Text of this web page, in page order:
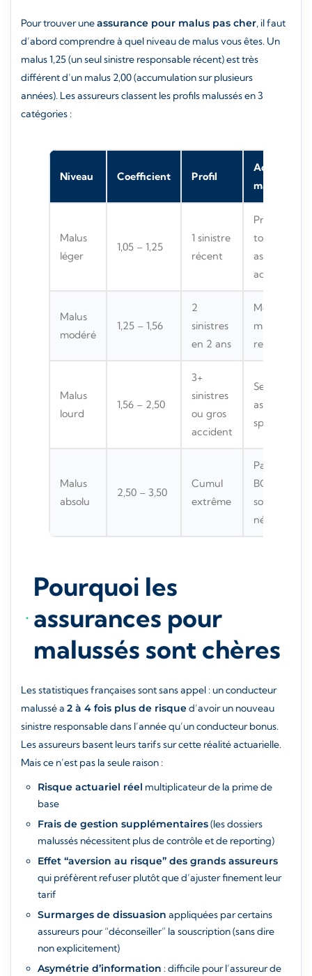
Pour trouver uneassurance pour malus pas cher, il faut
d’abord comprendre à quel niveau de malus vous êtes. Un
malus 1,25 (un seul sinistre responsable récent) est très
différent d’un malus 2,00 (accumulation sur plusieurs
années). Les assureurs classent les profils malussés en 3
catégories :
Niveau Coefficient Profil
marché
Malus
léger
1,05 – 1,25
1 sinistre
récent
Presque
tous les
assureurs
acceptent
Malus
modéré
1,25 – 1,56
2
sinistres
en 2 ans
Moitié du
marché
refuse
Malus
lourd
1,56 – 2,50
3+
sinistres
ou gros
accident
Seuls
assureurs
spécialisés
Malus
absolu
2,50 – 3,50
Cumul
extrême
Passage par
BCT
souvent
nécessaire
Pourquoi les
assurances pour
malussés sont chères
Les statistiques françaises sont sans appel : un conducteur
malussé a 2 à 4 fois plus de risqued’avoir un nouveau
sinistre responsable dans l’année qu’un conducteur bonus.
Les assureurs basent leurs tarifs sur cette réalité actuarielle.
Mais ce n’est pas la seule raison :
Risque actuariel réel multiplicateur de la prime de
base
Frais de gestion supplémentaires(les dossiers
malussés nécessitent plus de contrôle et de reporting)
Effet “aversion au risque” des grands assureurs
qui préfèrent refuser plutôt que d’ajuster finement leur
tarif
Surmarges de dissuasion appliquées par certains
assureurs pour “déconseiller” la souscription (sans dire
non explicitement)
Asymétrie d’information : difficile pour l’assureur de